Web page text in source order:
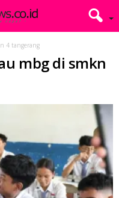
4 tangerang
mbg di smkn